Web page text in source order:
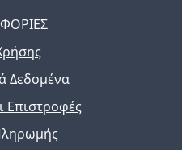
Δεδομένα
Επιστροφές